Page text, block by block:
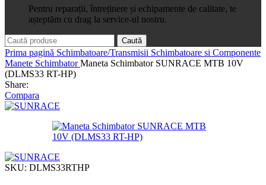
Pentru reparații, întreținere și echipamente de calitate, te
așteptăm cu drag la service-ul nostru.
Caută
Prima pagină Schimbatoare/Transmisii Schimbatoare si Componente
Manete SchimbatorManeta Schimbator SUNRACE MTB 10V
(DLMS33 RT-HP)
Share:
Compara
SKU: DLMS33RTHP